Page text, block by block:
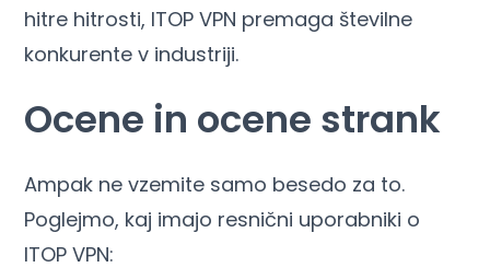
hitre hitrosti, ITOP VPN premaga številne
konkurente v industriji.
Ocene in ocene strank
Ampak ne vzemite samo besedo za to.
Poglejmo, kaj imajo resnični uporabniki o
ITOP VPN: